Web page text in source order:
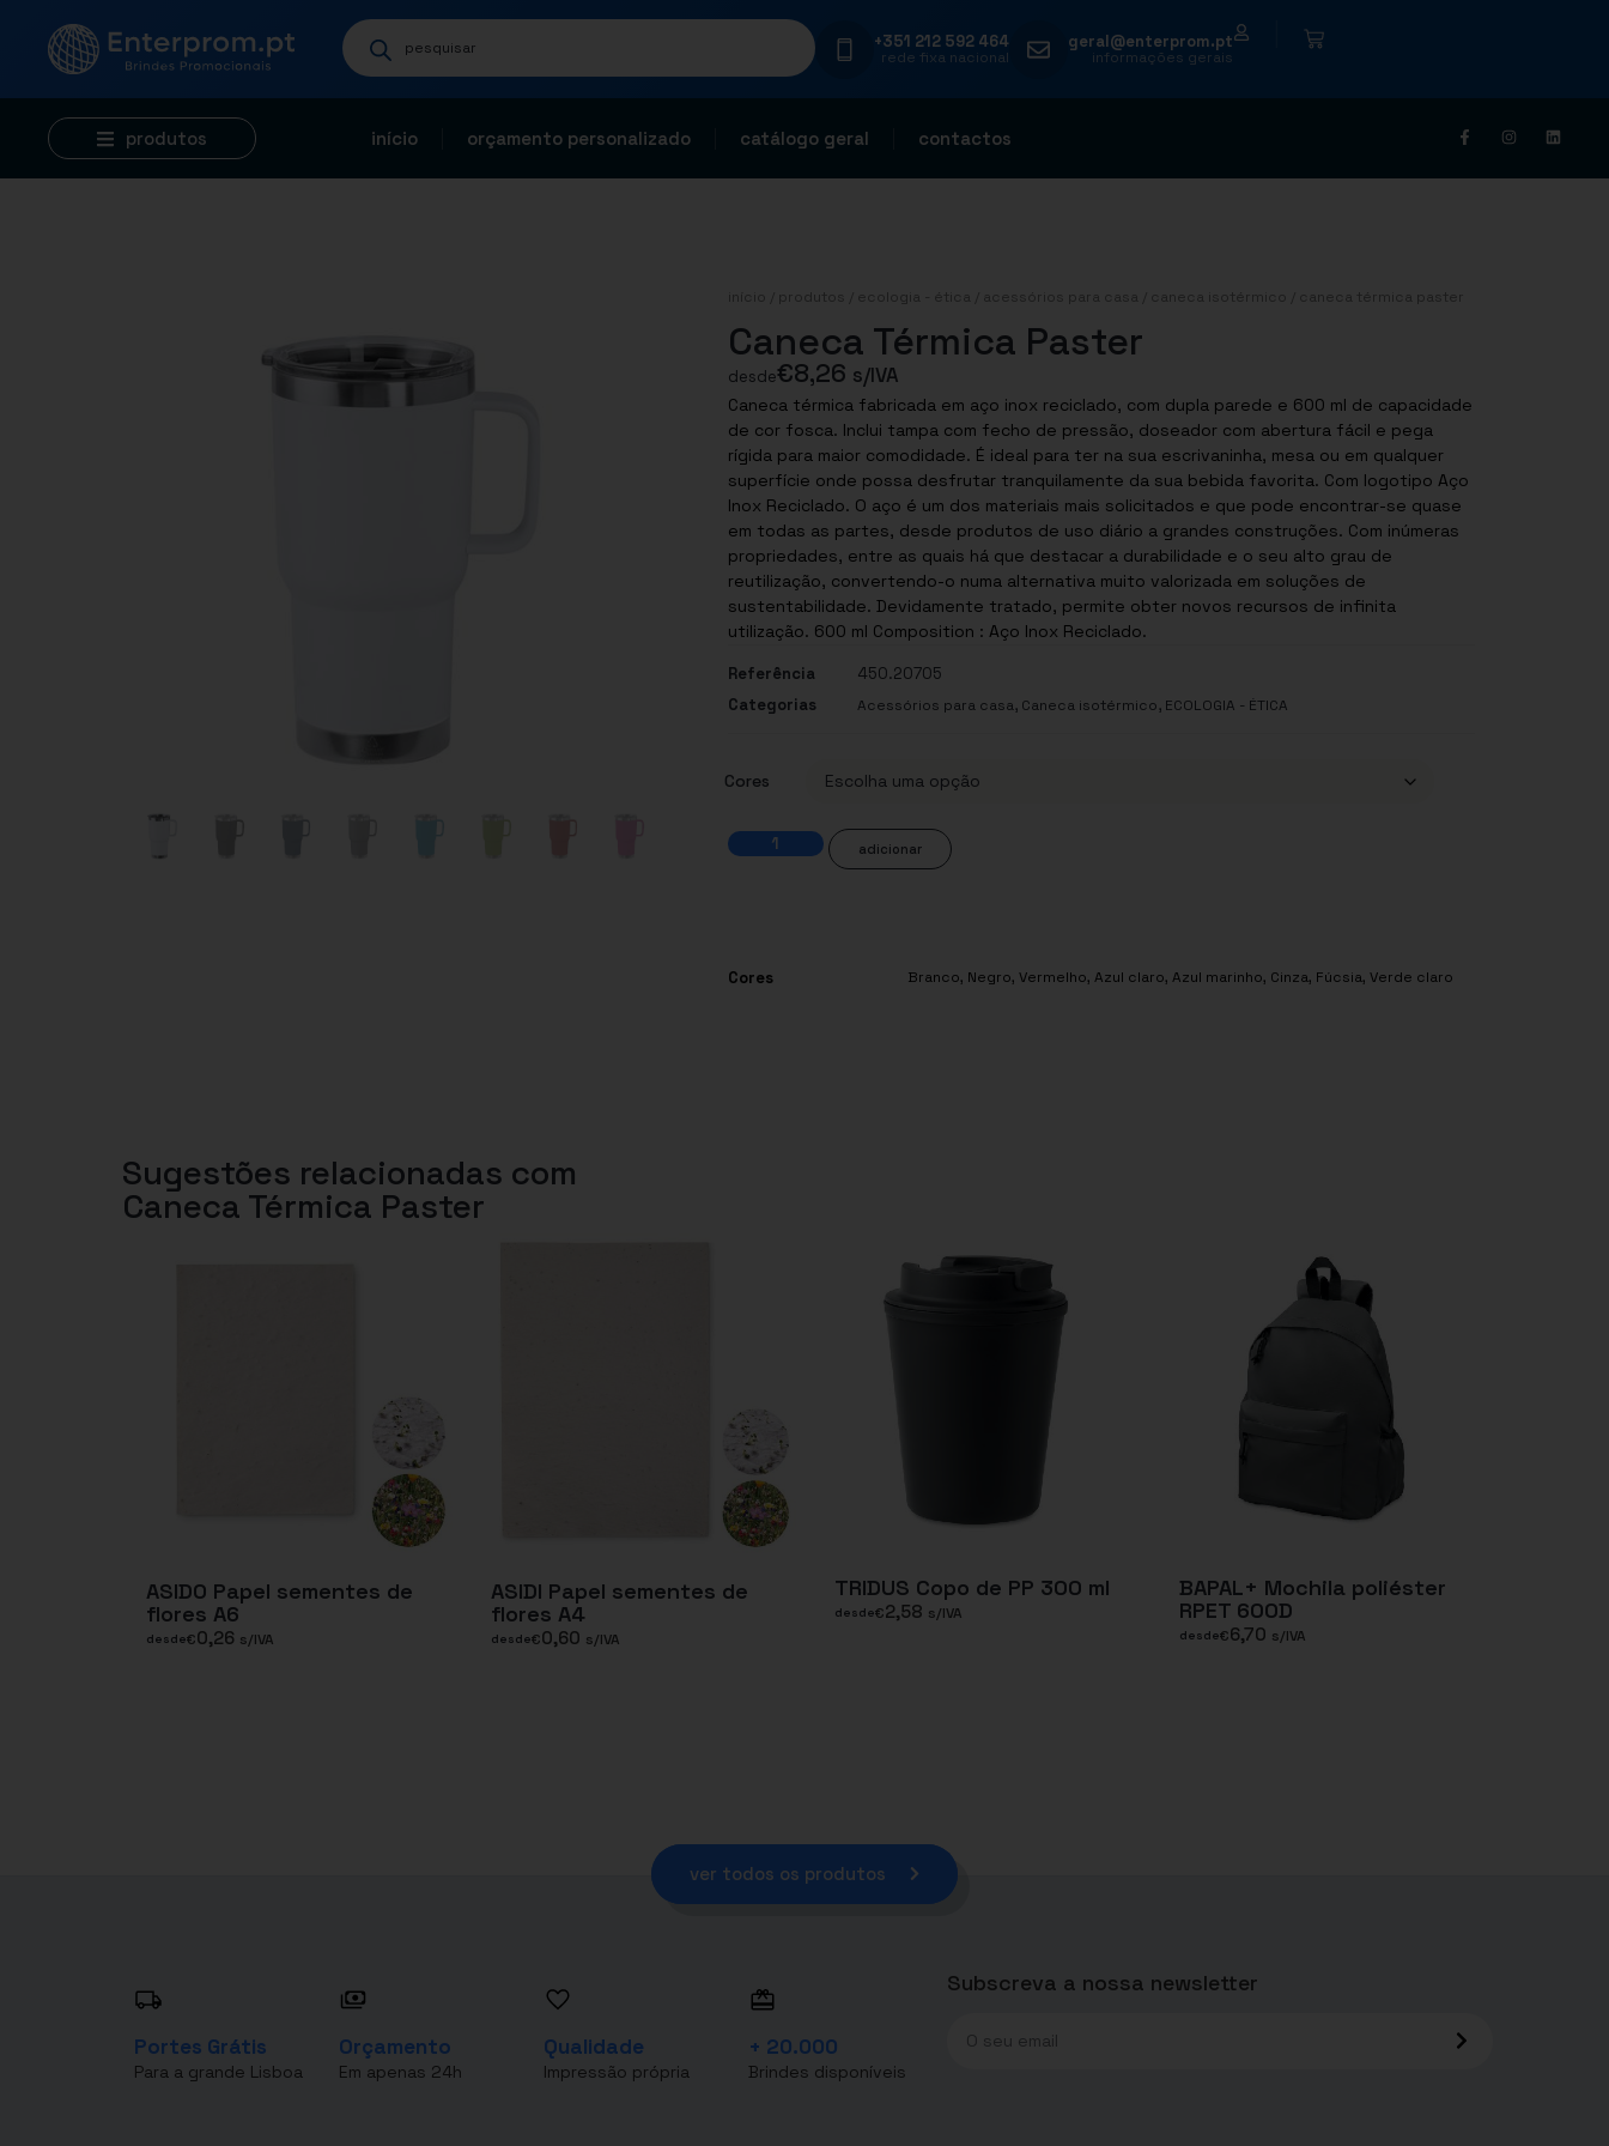
+351 212 592 464
rede fixa nacional
geral@enterprom.pt
informações gerais
produtos início orçamento personalizado catálogo geral contactos
início produtos ecologia - ética acessórios para casa caneca isotérmico / caneca térmica paster
Caneca Térmica Paster
desde€8,26 s/IVA
Caneca térmica fabricada em aço inox reciclado, com dupla parede e 600 ml de capacidade
de cor fosca. Inclui tampa com fecho de pressão, doseador com abertura fácil e pega
rígida para maior comodidade. É ideal para ter na sua escrivaninha, mesa ou em qualquer
superfície onde possa desfrutar tranquilamente da sua bebida favorita. Com logotipo Aço
Inox Reciclado. O aço é um dos materiais mais solicitados e que pode encontrar-se quase
em todas as partes, desde produtos de uso diário a grandes construções. Com inúmeras
propriedades, entre as quais há que destacar a durabilidade e o seu alto grau de
reutilização, convertendo-o numa alternativa muito valorizada em soluções de
sustentabilidade. Devidamente tratado, permite obter novos recursos de infinita
utilização. 600 ml Composition : Aço Inox Reciclado.
Referência
450.20705
Categorias
Acessórios para casa, Caneca isotérmico, ECOLOGIA - ÉTICA
Cores
adicionar
Cores Branco, Negro, Vermelho, Azul claro, Azul marinho, Cinza, Fúcsia, Verde claro
Sugestões relacionadas com
Caneca Térmica Paster
ASIDO Papel sementes de
flores A6
desde€0,26 s/IVA
ASIDI Papel sementes de
flores A4
desde€0,60 s/IVA
TRIDUS Copo de PP 300 ml
desde€2,58 s/IVA
BAPAL+ Mochila poliéster
RPET 600D
desde€6,70 s/IVA
ver todos os produtos
Portes Grátis
Para a grande Lisboa
Orçamento
Em apenas 24h
Qualidade
Impressão própria
+ 20.000
Brindes disponíveis
Subscreva a nossa newsletter